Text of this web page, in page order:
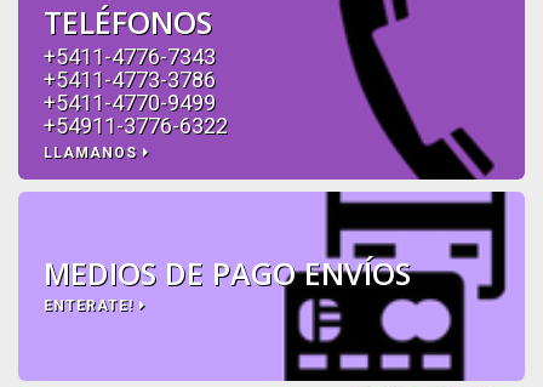
TELÉFONOS
+5411-4776-7343
+5411-4773-3786
+5411-4770-9499
+54911-3776-6322
LLAMANOS
MEDIOS DE PAGO ENVÍOS
ENTERATE!